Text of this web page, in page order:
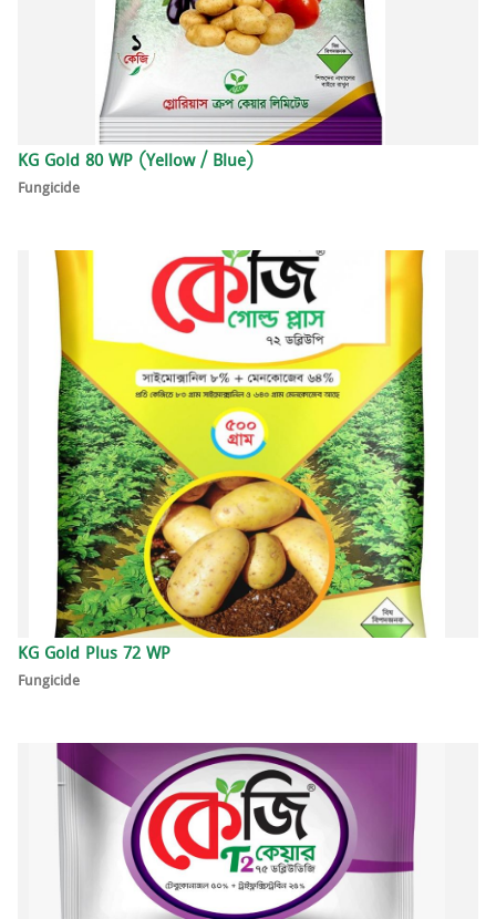
KG Gold 80 WP (Yellow / Blue)
Fungicide
KG Gold Plus 72 WP
Fungicide